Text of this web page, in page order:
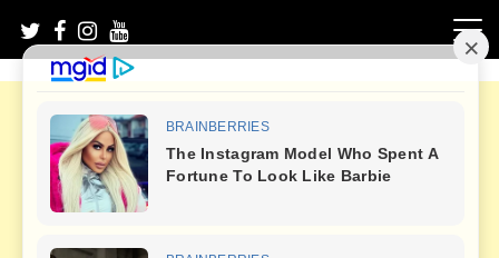
content